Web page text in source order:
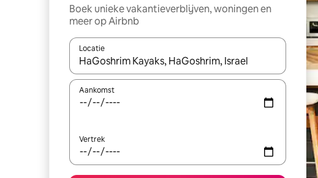
Boek unieke vakantieverblijven, woningen en
meer op Airbnb
Locatie
Wanneer er resultaten beschikbaar zijn, maak je een
Aankomst
Vertrek